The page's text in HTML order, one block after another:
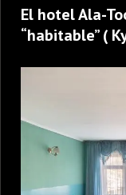
El hotel Ala-
“habitable” (